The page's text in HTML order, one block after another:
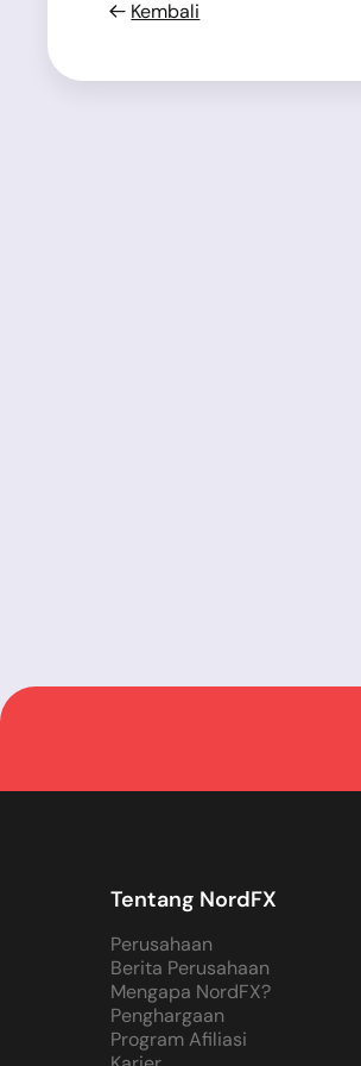
Kembali
Tentang NordFX
Perusahaan
Berita Perusahaan
Mengapa NordFX?
Penghargaan
Program Afiliasi